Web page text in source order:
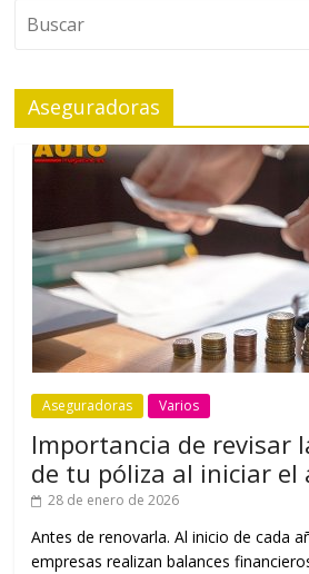
Aseguradoras
Aseguradoras Varios
Importancia de revisar
de tu póliza al iniciar el
28 de enero de 2026
Antes de renovarla. Al inicio de cada
empresas realizan balances